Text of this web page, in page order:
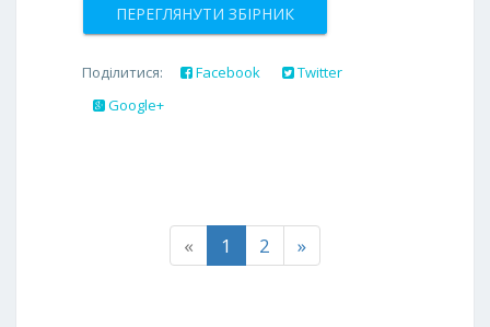
ПЕРЕГЛЯНУТИ ЗБІРНИК
Поділитися: Facebook
Twitter
Google+
« 1 2 »